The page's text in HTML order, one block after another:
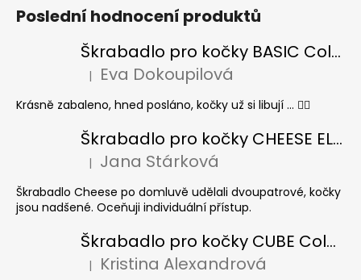
Poslední hodnocení produktů
Škrabadlo pro kočky BASIC Colour
Hodnocení produktu je 5 z 5 hvězdiček.
| Eva Dokoupilová
Krásně zabaleno, hned posláno, kočky už si libují ... 👍🏻
Škrabadlo pro kočky CHEESE ELIPSE colour
Hodnocení produktu je 5 z 5 hvězdiček.
| Jana Stárková
Škrabadlo Cheese po domluvě udělali dvoupatrové, kočky
jsou nadšené. Oceňuji individuální přístup.
Škrabadlo pro kočky CUBE Colour
Hodnocení produktu je 5 z 5 hvězdiček.
| Kristina Alexandrová